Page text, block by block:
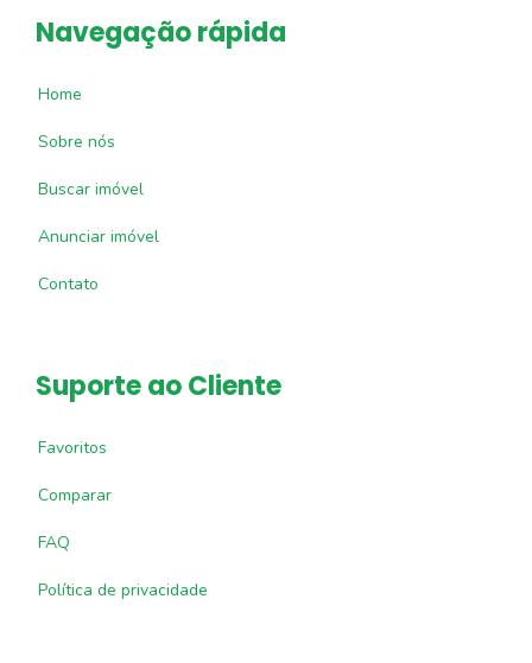
Navegação rápida
Home
Sobre nós
Buscar imóvel
Anunciar imóvel
Contato
Suporte ao Cliente
Favoritos
Comparar
FAQ
Política de privacidade